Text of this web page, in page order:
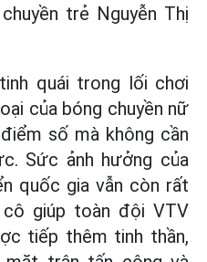
trẻ Nguyễn Thị
quái trong lối chơi
của bóng chuyền nữ
số mà không cần
Sức ảnh hưởng của
quốc gia vẫn còn rất
giúp toàn đội VTV
tiếp thêm tinh thần,